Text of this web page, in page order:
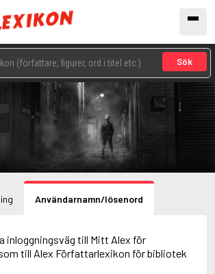
Sök
Användarnamn/lösenord
inloggningsväg till Mitt Alex för
till Alex Författarlexikon för bibliotek